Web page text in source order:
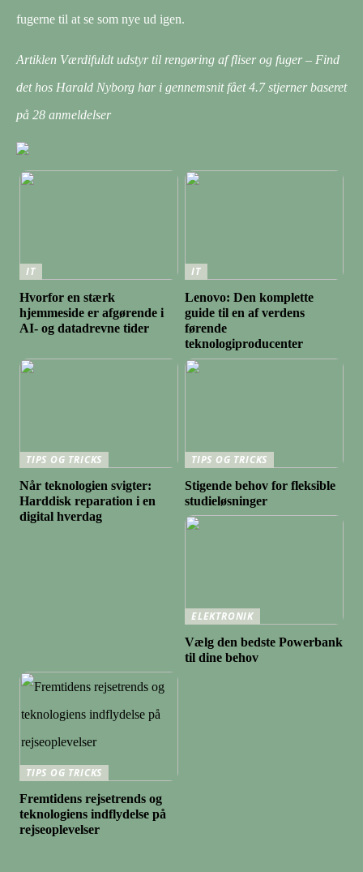
fugerne til at se som nye ud igen.
Artiklen Værdifuldt udstyr til rengøring af fliser og fuger – Find
det hos Harald Nyborg har i gennemsnit fået4.7stjerner baseret
på 28 anmeldelser
IT
Hvorfor en stærk
hjemmeside er afgørende i
AI- og datadrevne tider
IT
Lenovo: Den komplette
guide til en af verdens
førende
teknologiproducenter
TIPS OG TRICKS
Når teknologien svigter:
Harddisk reparation i en
digital hverdag
TIPS OG TRICKS
Stigende behov for fleksible
studieløsninger
ELEKTRONIK
Vælg den bedste Powerbank
til dine behov
TIPS OG TRICKS
Fremtidens rejsetrends og
teknologiens indflydelse på
rejseoplevelser